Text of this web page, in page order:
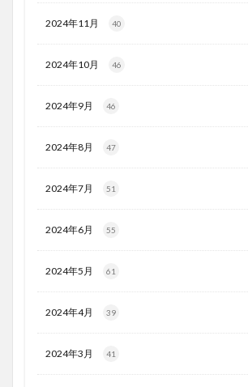
2024年11月 40
2024年10月 46
2024年9月 46
2024年8月 47
2024年7月 51
2024年6月 55
2024年5月 61
2024年4月 39
2024年3月 41